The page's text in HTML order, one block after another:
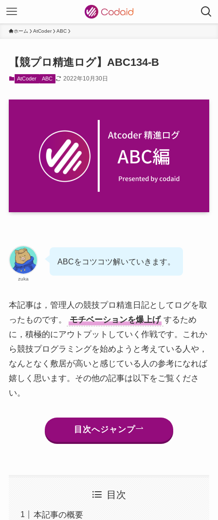
ホーム AtCoder ABC
【競プロ精進ログ】ABC134-B
AtCoder ABC 2022年10月30日
zuka
ABCをコツコツ解いていきます。
本記事は，管理人の競技プロ精進日記としてログを取
ったものです。
モチベーションを爆上げ するため
に，積極的にアウトプットしていく作戦です。これか
ら競技プログラミングを始めようと考えている人や，
なんとなく敷居が高いと感じている人の参考になれば
嬉しく思います。その他の記事は以下をご覧くださ
い。
目次へジャンプ
目次
本記事の概要